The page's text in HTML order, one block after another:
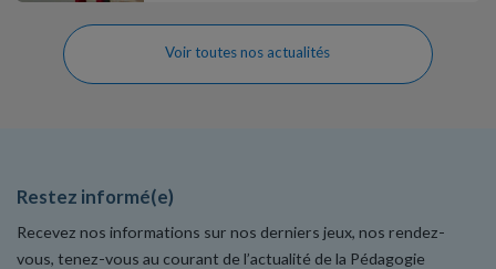
Voir toutes nos actualités
Restez informé(e)
Recevez nos informations sur nos derniers jeux, nos rendez-
vous, tenez-vous au courant de l’actualité de la Pédagogie